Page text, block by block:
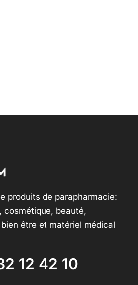
produits de parapharmacie:
cosmétique, beauté,
être et matériel médical
12 42 10